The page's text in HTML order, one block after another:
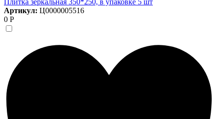
Артикул: Ц0000005516
0 Р